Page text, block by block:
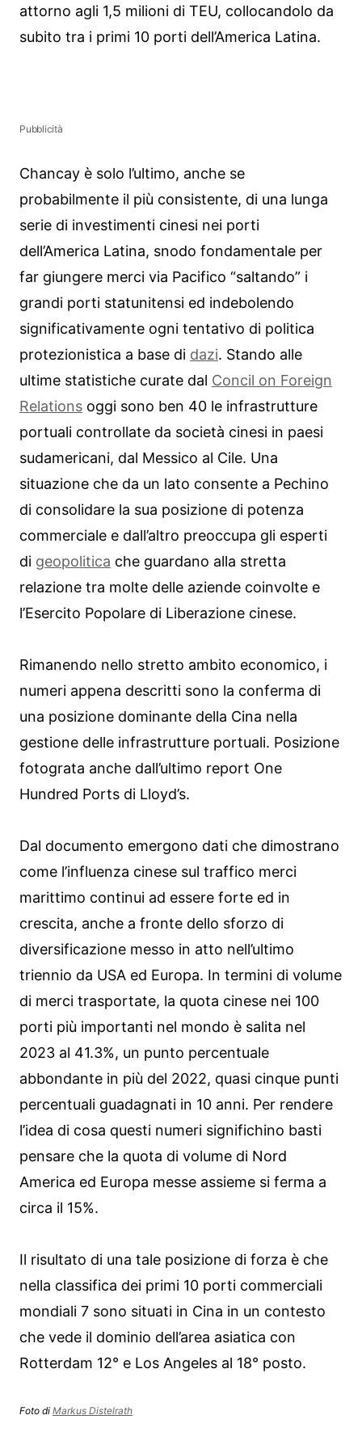
attorno agli 1,5 milioni di TEU, collocandolo da
subito tra i primi 10 porti dell’America Latina.
Pubblicità
Chancay è solo l’ultimo, anche se
probabilmente il più consistente, di una lunga
serie di investimenti cinesi nei porti
dell’America Latina, snodo fondamentale per
far giungere merci via Pacifico “saltando” i
grandi porti statunitensi ed indebolendo
significativamente ogni tentativo di politica
protezionistica a base di dazi. Stando alle
ultime statistiche curate dal Concil on Foreign
Relations oggi sono ben 40 le infrastrutture
portuali controllate da società cinesi in paesi
sudamericani, dal Messico al Cile. Una
situazione che da un lato consente a Pechino
di consolidare la sua posizione di potenza
commerciale e dall’altro preoccupa gli esperti
di geopolitica che guardano alla stretta
relazione tra molte delle aziende coinvolte e
l’Esercito Popolare di Liberazione cinese.
Rimanendo nello stretto ambito economico, i
numeri appena descritti sono la conferma di
una posizione dominante della Cina nella
gestione delle infrastrutture portuali. Posizione
fotograta anche dall’ultimo report One
Hundred Ports di Lloyd’s.
Dal documento emergono dati che dimostrano
come l’influenza cinese sul traffico merci
marittimo continui ad essere forte ed in
crescita, anche a fronte dello sforzo di
diversificazione messo in atto nell’ultimo
triennio da USA ed Europa. In termini di volume
di merci trasportate, la quota cinese nei 100
porti più importanti nel mondo è salita nel
2023 al 41.3%, un punto percentuale
abbondante in più del 2022, quasi cinque punti
percentuali guadagnati in 10 anni. Per rendere
l’idea di cosa questi numeri significhino basti
pensare che la quota di volume di Nord
America ed Europa messe assieme si ferma a
circa il 15%.
Il risultato di una tale posizione di forza è che
nella classifica dei primi 10 porti commerciali
mondiali 7 sono situati in Cina in un contesto
che vede il dominio dell’area asiatica con
Rotterdam 12° e Los Angeles al 18° posto.
Foto di Markus Distelrath